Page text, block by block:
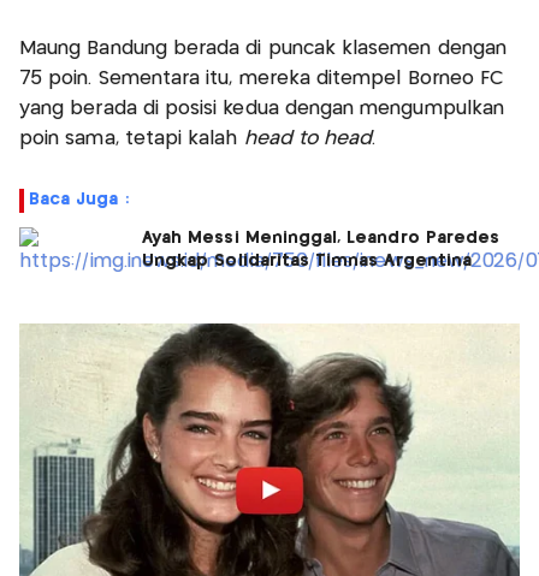
Maung Bandung berada di puncak klasemen dengan
75 poin. Sementara itu, mereka ditempel Borneo FC
yang berada di posisi kedua dengan mengumpulkan
poin sama, tetapi kalah head to head.
Baca Juga :
Ayah Messi Meninggal, Leandro Paredes
Ungkap Solidaritas Timnas Argentina